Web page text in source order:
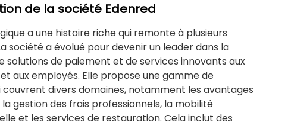
de la société Edenred
a une histoire riche qui remonte à plusieurs
société a évolué pour devenir un leader dans la
solutions de paiement et de services innovants aux
aux employés. Elle propose une gamme de
couvrent divers domaines, notamment les avantages
la gestion des frais professionnels, la mobilité
et les services de restauration. Cela inclut des